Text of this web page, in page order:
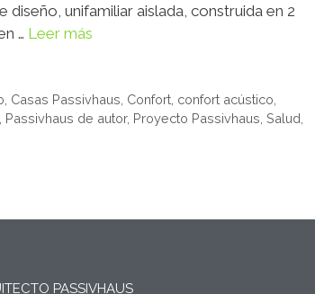
unifamiliar aislada, construida en 2
… Leer más
Casas Passivhaus Confort, confort acústico
Passivhaus de autor, Proyecto Passivhaus Salud
PASSIVHAUS